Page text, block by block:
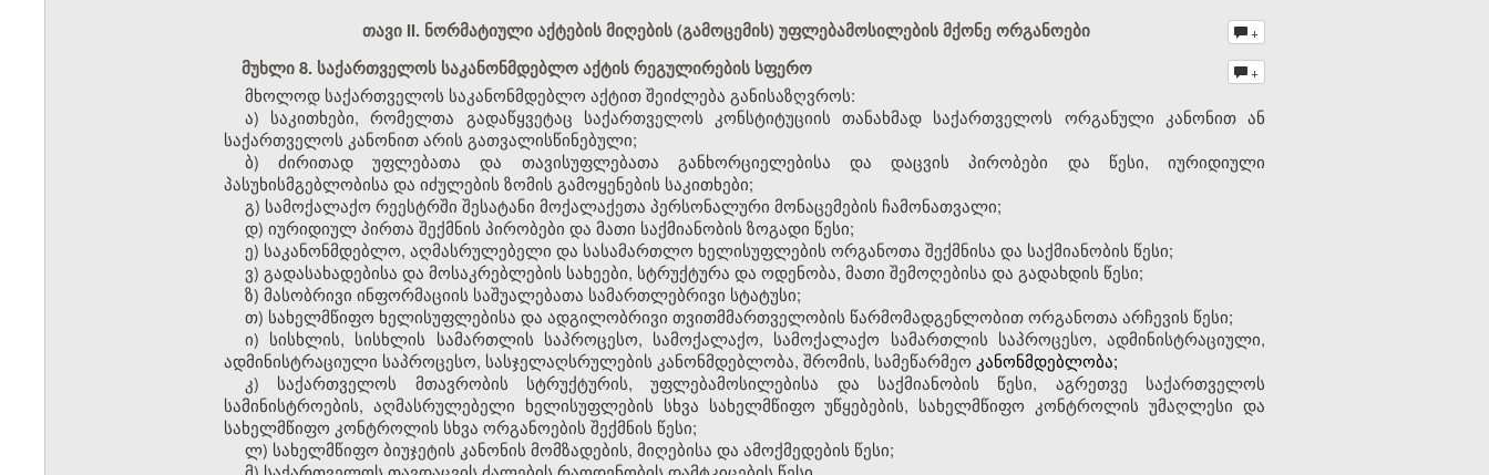
თავი II. ნორმატიული აქტების მიღების (გამოცემის) უფლებამოსილების მქონე ორგანოები +
მუხლი 8. საქართველოს საკანონმდებლო აქტის რეგულირების სფერო +
მხოლოდ საქართველოს საკანონმდებლო აქტით შეიძლება განისაზღვროს:
ა) საკითხები, რომელთა გადაწყვეტაც საქართველოს კონსტიტუციის თანახმად საქართველოს ორგანული კანონით ან
საქართველოს კანონით არის გათვალისწინებული;
ბ) ძირითად უფლებათა და თავისუფლებათა განხორციელებისა და დაცვის პირობები და წესი, იურიდიული
პასუხისმგებლობისა და იძულების ზომის გამოყენების საკითხები;
გ) სამოქალაქო რეესტრში შესატანი მოქალაქეთა პერსონალური მონაცემების ჩამონათვალი;
დ) იურიდიულ პირთა შექმნის პირობები და მათი საქმიანობის ზოგადი წესი;
ე) საკანონმდებლო, აღმასრულებელი და სასამართლო ხელისუფლების ორგანოთა შექმნისა და საქმიანობის წესი;
ვ) გადასახადებისა და მოსაკრებლების სახეები, სტრუქტურა და ოდენობა, მათი შემოღებისა და გადახდის წესი;
ზ) მასობრივი ინფორმაციის საშუალებათა სამართლებრივი სტატუსი;
თ) სახელმწიფო ხელისუფლებისა და ადგილობრივი თვითმმართველობის წარმომადგენლობით ორგანოთა არჩევის წესი;
ი) სისხლის, სისხლის სამართლის საპროცესო, სამოქალაქო, სამოქალაქო სამართლის საპროცესო, ადმინისტრაციული,
ადმინისტრაციული საპროცესო, სასჯელაღსრულების კანონმდებლობა, შრომის, სამეწარმეო კანონმდებლობა;
კ) საქართველოს მთავრობის სტრუქტურის, უფლებამოსილებისა და საქმიანობის წესი, აგრეთვე საქართველოს
სამინისტროების, აღმასრულებელი ხელისუფლების სხვა სახელმწიფო უწყებების, სახელმწიფო კონტროლის უმაღლესი და
სახელმწიფო კონტროლის სხვა ორგანოების შექმნის წესი;
ლ) სახელმწიფო ბიუჯეტის კანონის მომზადების, მიღებისა და ამოქმედების წესი;